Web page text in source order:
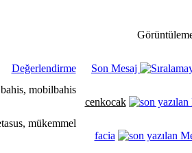
Değerlendirme
Son Mesaj
cenkocak
facia